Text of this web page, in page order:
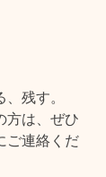
残す。
方は、ぜひ
ご連絡くだ